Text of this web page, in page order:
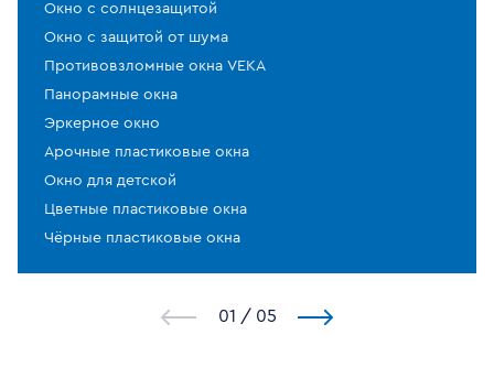
Окно с солнцезащитой
Окно с защитой от шума
Противовзломные окна VEKA
Панорамные окна
Эркерное окно
Арочные пластиковые окна
Окно для детской
Цветные пластиковые окна
Чёрные пластиковые окна
1 / 5